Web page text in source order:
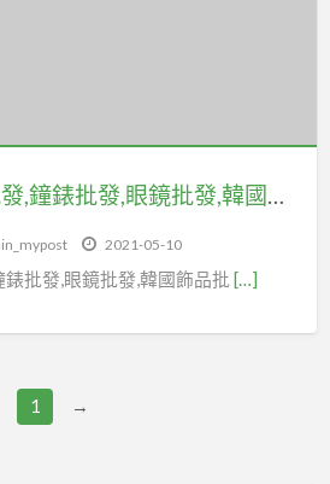
飾品批發,配件批發,鐘錶批發,眼鏡批發,韓國飾品批貨相關可免費刊登廣告在coolbuy.com.tw
2021-05-10
批發,眼鏡批發,韓國飾品批 […]
1 →